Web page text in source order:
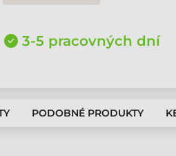
3-5 pracovných dní
PODOBNÉ PRODUKTY